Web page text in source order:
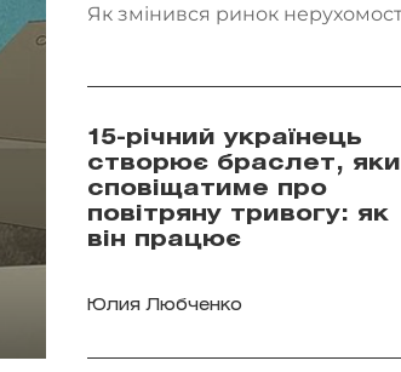
Як змінився ринок
15-річний українець
створює браслет,
сповіщатиме про
повітряну тривогу: як
він працює
Юлия Любченко